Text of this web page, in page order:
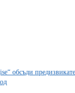
обсъди